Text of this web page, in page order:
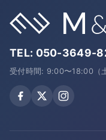
TEL: 050-3649-
受付時間: 9:00〜18:00（